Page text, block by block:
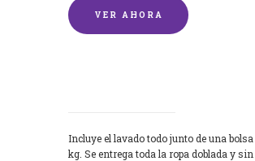
VER AHORA
Incluye el lavado todo junto de una
kg. Se entrega toda la ropa doblada y sin